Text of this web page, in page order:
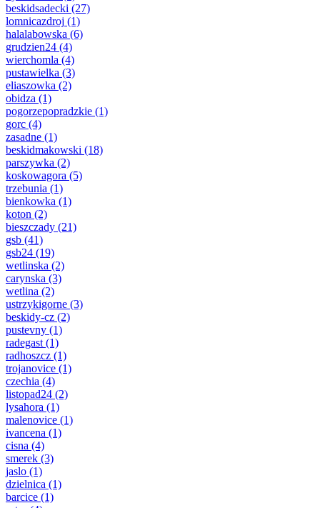
beskidsadecki (27)
lomnicazdroj (1)
halalabowska (6)
grudzien24 (4)
wierchomla (4)
pustawielka (3)
eliaszowka (2)
obidza (1)
pogorzepopradzkie (1)
gorc (4)
zasadne (1)
beskidmakowski (18)
parszywka (2)
koskowagora (5)
trzebunia (1)
bienkowka (1)
koton (2)
bieszczady (21)
gsb (41)
gsb24 (19)
wetlinska (2)
carynska (3)
wetlina (2)
ustrzykigorne (3)
beskidy-cz (2)
pustevny (1)
radegast (1)
radhoszcz (1)
trojanovice (1)
czechia (4)
listopad24 (2)
lysahora (1)
malenovice (1)
ivancena (1)
cisna (4)
smerek (3)
jaslo (1)
dzielnica (1)
barcice (1)